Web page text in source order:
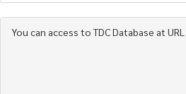
You can access to TDC Database at URL